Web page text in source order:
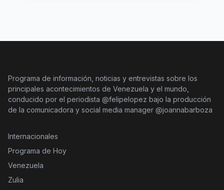
Programa de información, noticias y entrevistas sobre los
principales acontecimientos de Venezuela y el mundo,
conducido por el periodista @felipelopez bajo la producción
de la comunicadora y social media manager @joannabarboza
Internacionales
Programa de Hoy
Venezuela
Zulia